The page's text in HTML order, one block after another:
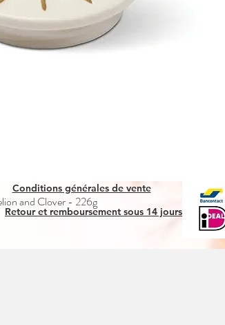
Aperçu rapide
and Clover - 226g
Conditions générales de vente
Retour et remboursement sous 14 jours